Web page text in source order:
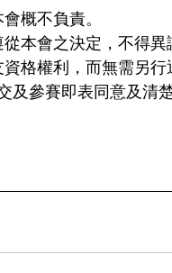
概不負責。
本會之決定，不得異
格權利，而無需另行
及參賽即表同意及清